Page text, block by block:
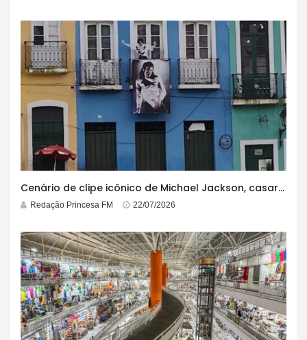
Cenário de clipe icônico de Michael Jackson, casarão azul no centro do Pelourinho enfrenta ordem de desocupação
Redação Princesa FM 22/07/2026